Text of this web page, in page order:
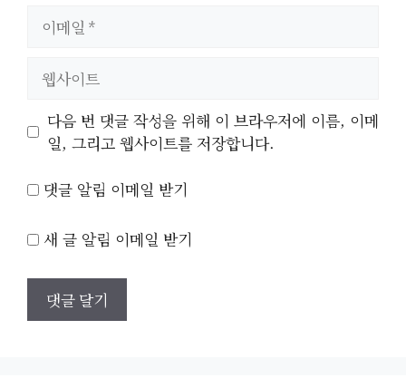
트
다음 번 댓글 작성을 위해 이 브라우저에 이름, 이메
일, 그리고 웹사이트를 저장합니다.
댓글 알림 이메일 받기
새 글 알림 이메일 받기